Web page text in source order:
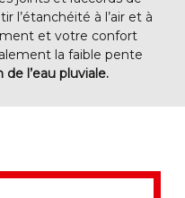
l’étanchéité à l’air et à
et votre confort
la faible pente
de l’eau pluviale.